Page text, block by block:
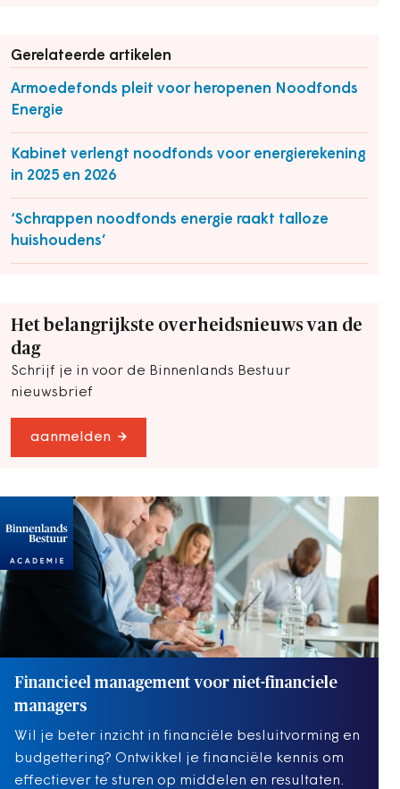
Gerelateerde artikelen
Armoedefonds pleit voor heropenen Noodfonds
Energie
Kabinet verlengt noodfonds voor energierekening
in 2025 en 2026
‘Schrappen noodfonds energie raakt talloze
huishoudens’
Het belangrijkste overheidsnieuws van de
dag
Schrijf je in voor de Binnenlands Bestuur
nieuwsbrief
aanmelden
Financieel management voor niet-financiele
managers
Wil je beter inzicht in financiële besluitvorming en
budgettering? Ontwikkel je financiële kennis om
effectiever te sturen op middelen en resultaten.